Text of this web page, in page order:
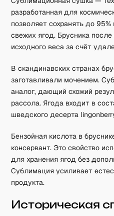
разработанная для
позволяет сохранять до
свежих ягод. Брусника
исходного веса за счёт
В скандинавских странах
заготавливали мочением.
аналог, дающий схожий
рассола. Ягода входит в
шведского десерта
Бензойная кислота в
консервант. Это свойство
для хранения ягод без
Сублимация усиливает
продукта.
Историческая